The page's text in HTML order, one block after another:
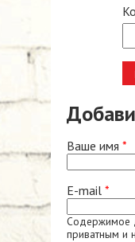
Ваше имя *
E-mail *
Содержимое
приватным и